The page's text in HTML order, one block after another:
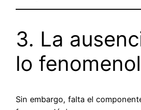
3. La
lo
Sin embargo, falta el